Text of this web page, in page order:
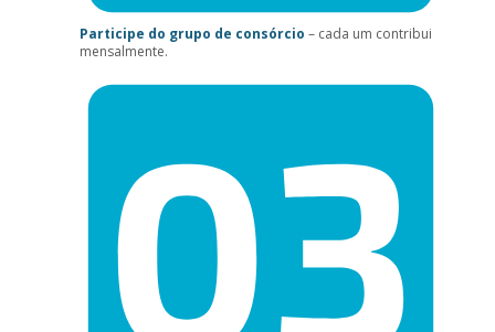
Participe do grupo de consórcio – cada um contribui
mensalmente.